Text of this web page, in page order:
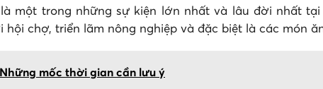
một trong những sự kiện lớn nhất và lâu đời nhất
chợ, triển lãm nông nghiệp và đặc biệt là các món
mốc thời gian cần lưu ý